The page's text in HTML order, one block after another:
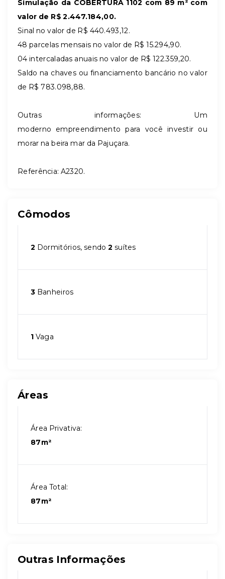
Simulação da COBERTURA 1102 com 89 m² com
valor de R$2.447.184,00.
Sinal no valor de R$ 440.493,12.
48 parcelas mensais no valor de R$15.294,90.
04 intercaladas anuais no valor de R$122.359,20.
Saldo na chaves ou financiamento bancário no valor
de R$783.098,88.
Outras informações: Um
moderno empreendimento para você investir ou
morar na beira mar da Pajuçara.
Referência: A2320.
Cômodos
2 Dormitórios, sendo2 suítes
3 Banheiros
1 Vaga
Áreas
Área Privativa:
87m²
Área Total:
87m²
Outras Informações